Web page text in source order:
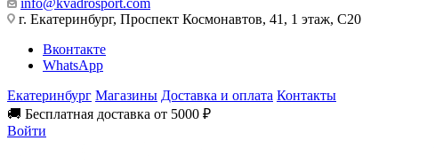
info@kvadrosport.com
г. Екатеринбург, Проспект Космонавтов, 41, 1 этаж, С20
Вконтакте
WhatsApp
Екатеринбург Магазины Доставка и оплата Контакты
🚚 Бесплатная доставка от 5000 ₽
Войти